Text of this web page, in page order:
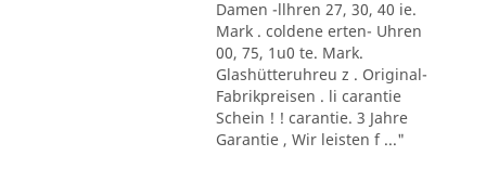
Damen -llhren 27, 30, 40 ie.
Mark . coldene erten- Uhren
00, 75, 1u0 te. Mark.
Glashütteruhreu z . Original-
Fabrikpreisen . li carantie
Schein ! ! carantie. 3 Jahre
Garantie , Wir leisten f ..."